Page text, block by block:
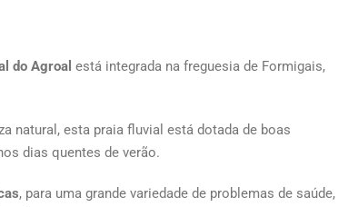
do Agroal está integrada na freguesia de Formigais,
natural, esta praia fluvial está dotada de boas
dias quentes de verão.
, para uma grande variedade de problemas de saúde,